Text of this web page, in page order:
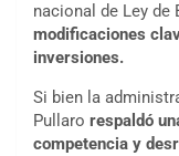
nacional de Ley
modificaciones
inversiones.
Si bien la
Pullaro respaldó
competencia y